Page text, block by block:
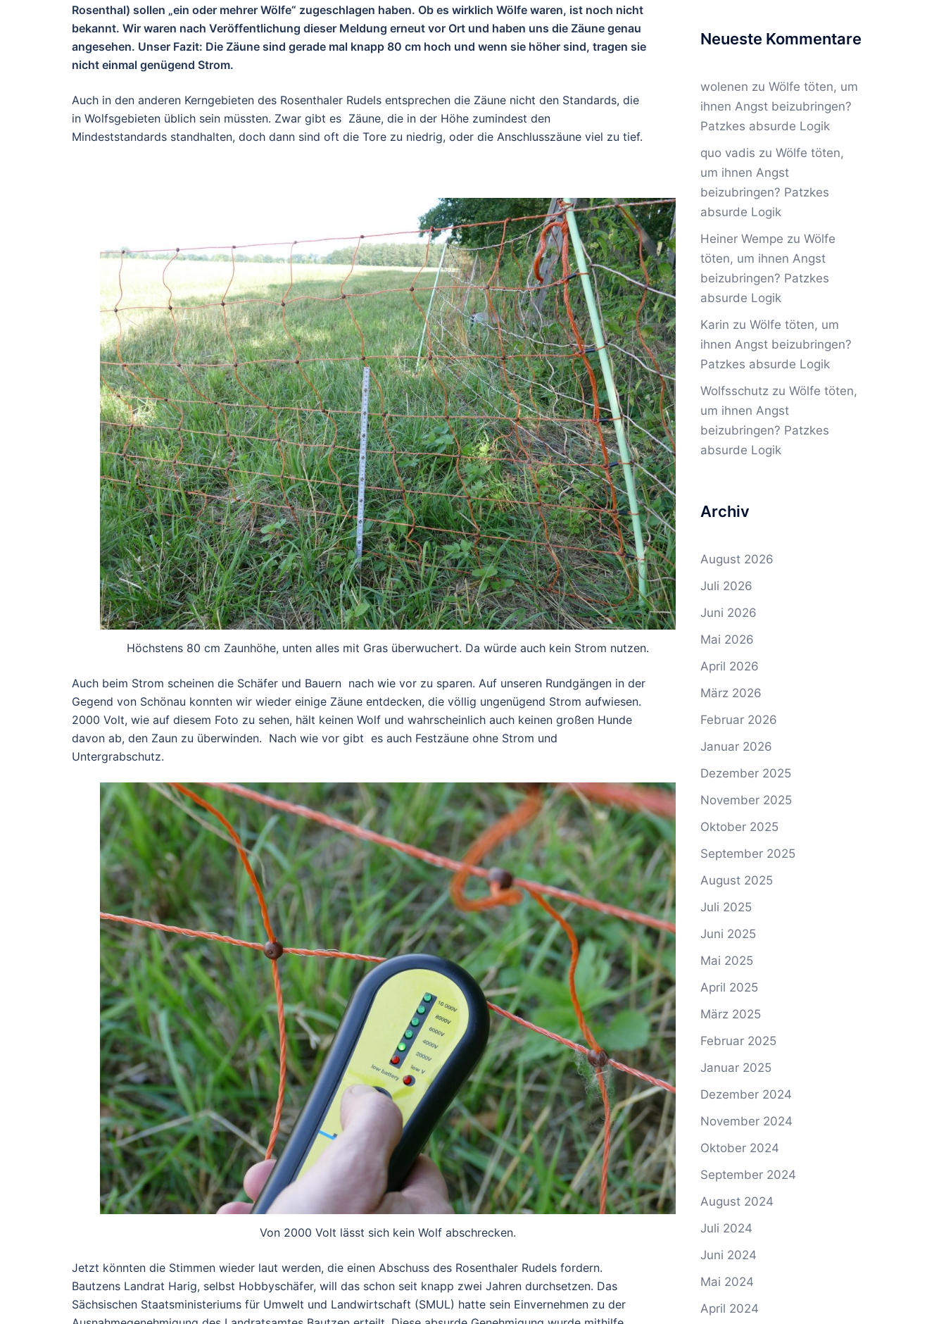
Rosenthal) sollen „ein oder mehrer Wölfe“ zugeschlagen haben. Ob es wirklich Wölfe waren, ist noch nicht
bekannt. Wir waren nach Veröffentlichung dieser Meldung erneut vor Ort und haben uns die Zäune genau
angesehen. Unser Fazit: Die Zäune sind gerade mal knapp 80 cm hoch und wenn sie höher sind, tragen sie
nicht einmal genügend Strom.
Auch in den anderen Kerngebieten des Rosenthaler Rudels entsprechen die Zäune nicht den Standards, die
in Wolfsgebieten üblich sein müssten. Zwar gibt es Zäune, die in der Höhe zumindest den
Mindeststandards standhalten, doch dann sind oft die Tore zu niedrig, oder die Anschlusszäune viel zu tief.
Höchstens 80 cm Zaunhöhe, unten alles mit Gras überwuchert. Da würde auch kein Strom nutzen.
Auch beim Strom scheinen die Schäfer und Bauern nach wie vor zu sparen. Auf unseren Rundgängen in der
Gegend von Schönau konnten wir wieder einige Zäune entdecken, die völlig ungenügend Strom aufwiesen.
2000 Volt, wie auf diesem Foto zu sehen, hält keinen Wolf und wahrscheinlich auch keinen großen Hunde
davon ab, den Zaun zu überwinden. Nach wie vor gibt es auch Festzäune ohne Strom und
Untergrabschutz.
Von 2000 Volt lässt sich kein Wolf abschrecken.
Jetzt könnten die Stimmen wieder laut werden, die einen Abschuss des Rosenthaler Rudels fordern.
Bautzens Landrat Harig, selbst Hobbyschäfer, will das schon seit knapp zwei Jahren durchsetzen. Das
Sächsischen Staatsministeriums für Umwelt und Landwirtschaft (SMUL) hatte sein Einvernehmen zu der
Neueste Kommentare
wolenen zu Wölfe töten, um
ihnen Angst beizubringen?
Patzkes absurde Logik
quo vadis zu Wölfe töten,
um ihnen Angst
beizubringen? Patzkes
absurde Logik
Heiner Wempe zu Wölfe
töten, um ihnen Angst
beizubringen? Patzkes
absurde Logik
Karin zu Wölfe töten, um
ihnen Angst beizubringen?
Patzkes absurde Logik
Wolfsschutzzu Wölfe töten,
um ihnen Angst
beizubringen? Patzkes
absurde Logik
Archiv
August 2026
Juli 2026
Juni 2026
Mai 2026
April 2026
März 2026
Februar 2026
Januar 2026
Dezember 2025
November 2025
Oktober 2025
September 2025
August 2025
Juli 2025
Juni 2025
Mai 2025
April 2025
März 2025
Februar 2025
Januar 2025
Dezember 2024
November 2024
Oktober 2024
September 2024
August 2024
Juli 2024
Juni 2024
Mai 2024
April 2024